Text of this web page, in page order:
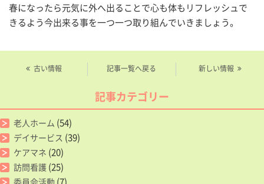
春になったら元気に外へ出ることで心も体もリフレッシュで
きるよう今出来る事を一つ一つ取り組んでいきましょう。
古い情報 記事一覧へ戻る 新しい情報
記事カテゴリー
老人ホーム (54)
デイサービス (39)
ケアマネ (20)
訪問看護 (25)